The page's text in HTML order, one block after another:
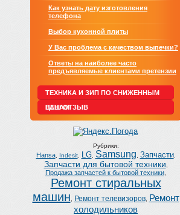
Как узнать дату изготовления
телефона
Выбор кухонной плиты
У Вас проблема с качеством выпечки?
Ответы на наиболее часто
предъявляемые клиентами претензии
ТЕХНИКА И ЗИП ПО СНИЖЕННЫМ
ЦЕНАМ
ВАШ ОТЗЫВ
Рубрики:
Hansa, Indesit, LG, Samsung Запчасти,
Запчасти для бытовой техники
Продажа запчастей к бытовой техники
Ремонт стиральных
машин
Ремонт телевизоров,
Ремонт
холодильников